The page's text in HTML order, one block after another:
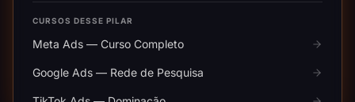
CURSOS DESSE PILAR
Meta Ads — Curso Completo
Google Ads — Rede de Pesquisa